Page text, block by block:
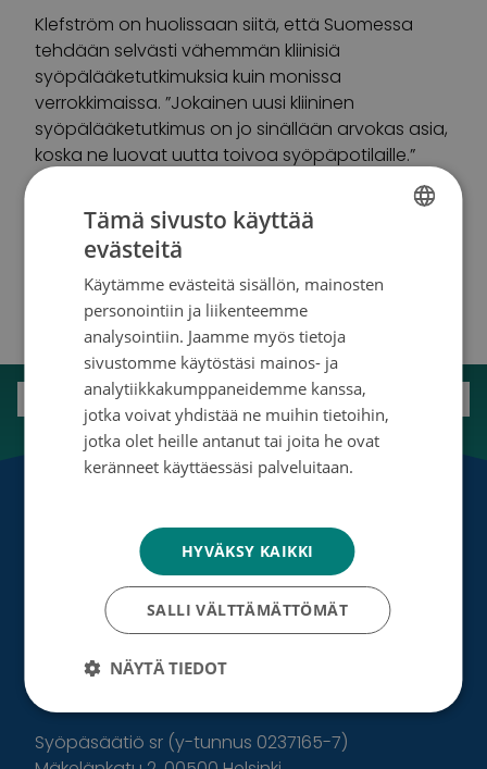
Klefström on huolissaan siitä, että Suomessa
tehdään selvästi vähemmän kliinisiä
syöpälääketutkimuksia kuin monissa
verrokkimaissa. ”Jokainen uusi kliininen
syöpälääketutkimus on jo sinällään arvokas asia,
koska ne luovat uutta toivoa syöpäpotilaille.”
Lue lisää Juha Klefströmin tutkimuksesta
yliopiston sivuilta.
Tutkimus»Uuden kolmen lääkkeen
yhdistelmähoidon toivotaan tehoavan
rintasyöpään
Syöpäsäätiö sr (y-tunnus 0237165-7)
SWEDISH
Tämä sivusto käyttää
evästeitä
Käytämme evästeitä sisällön, mainosten
personointiin ja liikenteemme
analysointiin. Jaamme myös tietoja
sivustomme käytöstäsi mainos- ja
analytiikkakumppaneidemme kanssa,
jotka voivat yhdistää ne muihin tietoihin,
jotka olet heille antanut tai joita he ovat
keränneet käyttäessäsi palveluitaan.
HYVÄKSY KAIKKI
SALLI VÄLTTÄMÄTTÖMÄT
NÄYTÄ TIEDOT